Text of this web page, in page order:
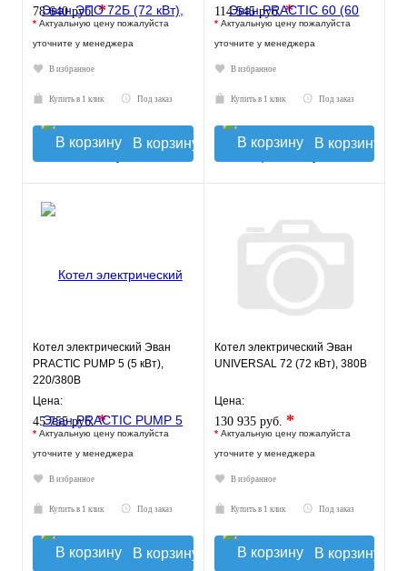
78 640 руб.*
* Актуальную цену пожалуйста
уточните у менеджера
В избранное
Купить в 1 клик Под заказ
В корзину
114 545 руб.*
* Актуальную цену пожалуйста
уточните у менеджера
В избранное
Купить в 1 клик Под заказ
В корзину
Котел электрический Эван
PRACTIC PUMP 5 (5 кВт),
220/380В
Цена:
45 755 руб.*
* Актуальную цену пожалуйста
уточните у менеджера
В избранное
Купить в 1 клик Под заказ
В корзину
Котел электрический Эван
UNIVERSAL 72 (72 кВт), 380В
Цена:
130 935 руб. *
* Актуальную цену пожалуйста
уточните у менеджера
В избранное
Купить в 1 клик Под заказ
В корзину